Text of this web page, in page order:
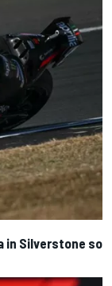
in Silverstone so